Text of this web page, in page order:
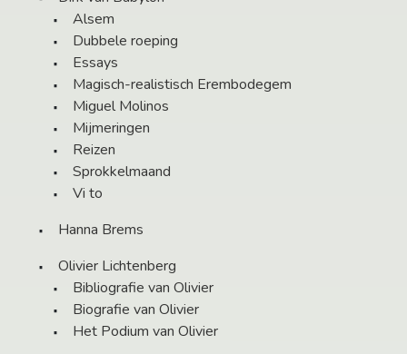
Alsem
Dubbele roeping
Essays
Magisch-realistisch Erembodegem
Miguel Molinos
Mijmeringen
Reizen
Sprokkelmaand
Vi to
Hanna Brems
Olivier Lichtenberg
Bibliografie van Olivier
Biografie van Olivier
Het Podium van Olivier